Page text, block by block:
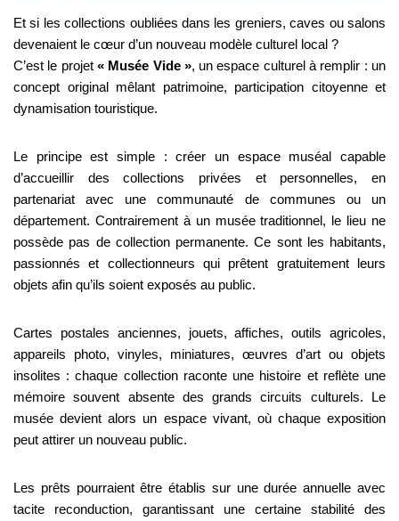
Et si les collections oubliées dans les greniers, caves ou salons
devenaient le cœur d’un nouveau modèle culturel local ?
C’est le projet « Musée Vide », un espace culturel à remplir : un
concept original mêlant patrimoine, participation citoyenne et
dynamisation touristique.
Le principe est simple : créer un espace muséal capable
d’accueillir des collections privées et personnelles, en
partenariat avec une communauté de communes ou un
département. Contrairement à un musée traditionnel, le lieu ne
possède pas de collection permanente. Ce sont les habitants,
passionnés et collectionneurs qui prêtent gratuitement leurs
objets afin qu’ils soient exposés au public.
Cartes postales anciennes, jouets, affiches, outils agricoles,
appareils photo, vinyles, miniatures, œuvres d’art ou objets
insolites : chaque collection raconte une histoire et reflète une
mémoire souvent absente des grands circuits culturels. Le
musée devient alors un espace vivant, où chaque exposition
peut attirer un nouveau public.
Les prêts pourraient être établis sur une durée annuelle avec
tacite reconduction, garantissant une certaine stabilité des